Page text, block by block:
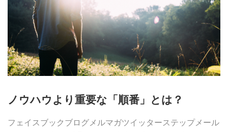
ノウハウより重要な「順番」とは？
フェイスブックブログメルマガツイッターステップメール